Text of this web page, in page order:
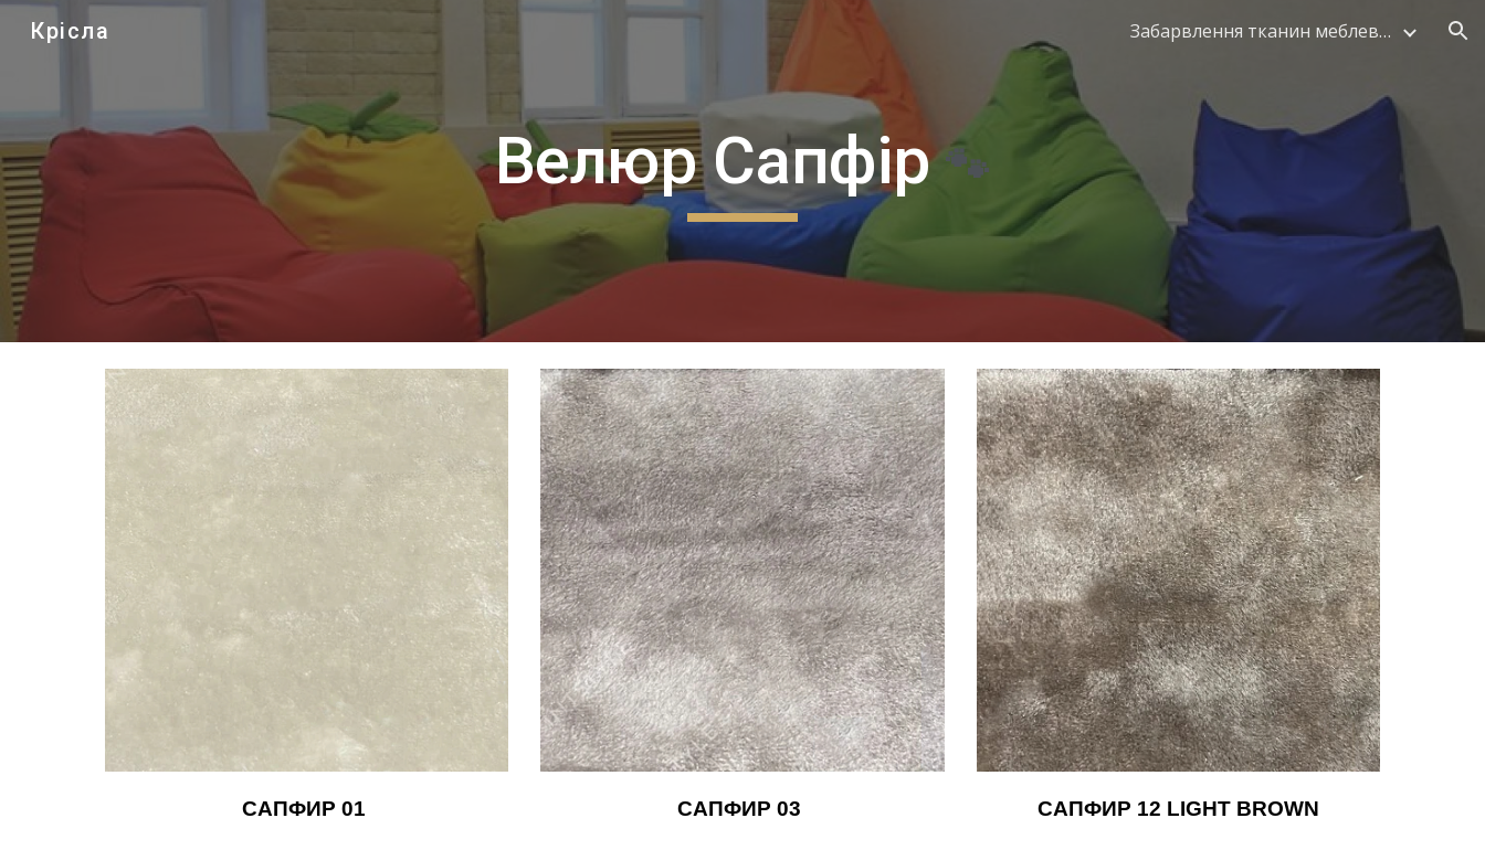
Крісла Забарвлення тканин меблевих
Велюр Сапфір🐾
САПФИР 01 САПФИР 03 САПФИР 12 LIGHT BROWN